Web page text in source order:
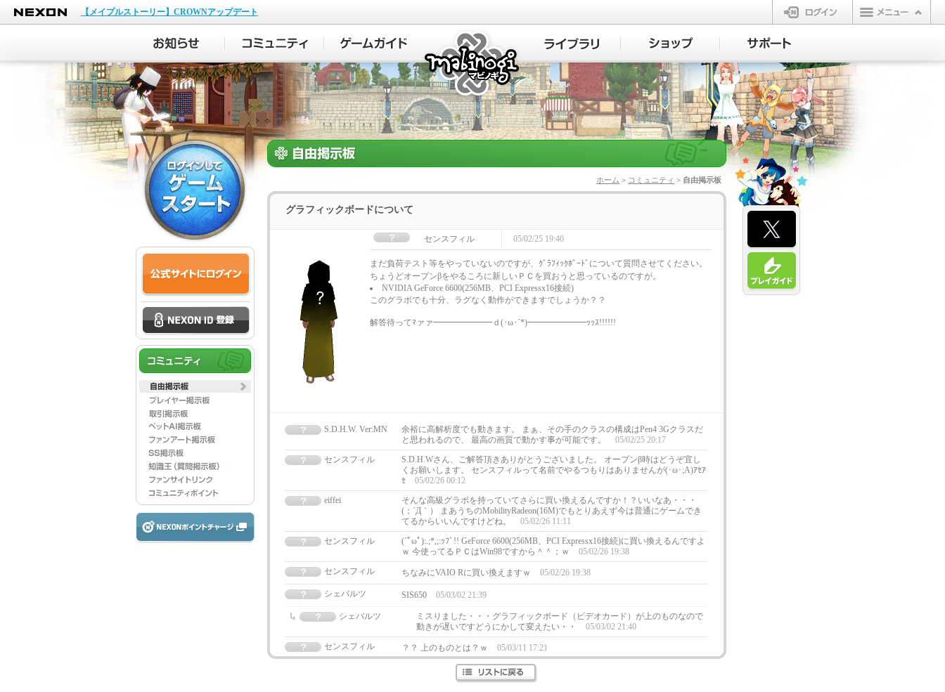
NEXON
【メイプルストーリー】CROWNアップデート
ログイン
マビノギ
ホーム > コミュニティ > 自由掲示板
グラフィックボードについて
センスフィル 05/02/25 19:40
まだ負荷テスト等をやっていないのですが、ｸﾞﾗﾌｨｯｸﾎﾞｰﾄﾞについて質問させてください。
ちょうどオープンβをやるころに新しいＰＣを買おうと思っているのですが。
NVIDIA GeForce 6600(256MB、PCI Expressx16接続)
このグラボでも十分、ラグなく動作ができますでしょうか？？
解答待ってﾏァァ━━━━━━━ｄ(･ω･´*)━━━━━━━ｯｯｽ!!!!!!
S.D.H.W. Ver:MN
余裕に高解析度でも動きます。 まぁ、その手のクラスの構成はPen4 3Gクラスだ
と思われるので、 最高の画質で動かす事が可能です。
05/02/25 20:17
センスフィル
S.D.H.Wさん、ご解答頂きありがとうございました。 オープンβ時はどうぞ宜し
くお願いします。 センスフィルって名前でやるつもりはありませんが(･ω･;A)ｱｾｱ
ｾ
05/02/26 00:12
eiffei
そんな高級グラボを持っていてさらに買い換えるんですか！？いいなあ・・・
(；´Д｀） まあうちのMobilityRadeon(16M)でもとりあえず今は普通にゲームでき
てるからいいんですけどね。
05/02/26 11:11
センスフィル
(´ﾟωﾟ):.;*,;:ｯﾌﾞ!! GeForce 6600(256MB、PCI Expressx16接続)に買い換えるんですよ
ｗ 今使ってるＰＣはWin98ですから＾＾；ｗ
05/02/26 19:38
センスフィル
ちなみにVAIO Rに買い換えますｗ 05/02/26 19:38
シェバルツ SIS650 05/03/02 21:39
シェバルツ
ミスりました・・・グラフィックボード（ビデオカード）が上のものなので
動きが遅いですどうにかして変えたい・・
05/03/02 21:40
センスフィル
？？ 上のものとは？ｗ 05/03/11 17:21